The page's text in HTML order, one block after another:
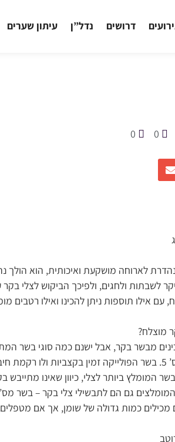
דרושים נדל”ן עיתון שערים
0
0
לארוחה מושקעת ואיכותית, הוא הולך
לשבתות ולחגים, ולפיכך הביקוש לצלי
עם אילו תוספות ניתן להכינו ואילו
מוצלח?
מבשר בקר, אבל ישנם כמה סוגי בשר
‘פולייקה’ המוכר כבשר מס’ 5. בשר הפולייקה זמין
המומלץ ביותר לצלי, כיוון שאינו מתייבש
מכילים כמות גדולה של שומן, אך אם